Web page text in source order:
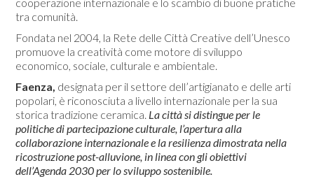
cooperazione internazionale e lo scambio di buone pratiche
tra comunità.
Fondata nel 2004, la Rete delle Città Creative dell’Unesco
promuove la creatività come motore di sviluppo
economico, sociale, culturale e ambientale.
Faenza, designata per il settore dell’artigianato e delle arti
popolari, è riconosciuta a livello internazionale per la sua
storica tradizione ceramica. La città si distingue per le
politiche di partecipazione culturale, l’apertura alla
collaborazione internazionale e la resilienza dimostrata nella
ricostruzione post-alluvione, in linea con gli obiettivi
dell’Agenda 2030 per lo sviluppo sostenibile.